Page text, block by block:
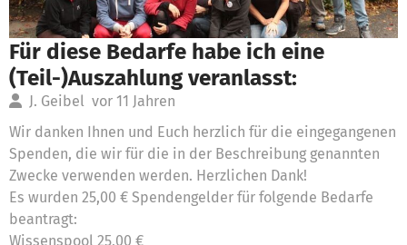
Für diese Bedarfe habe ich eine
(Teil-)Auszahlung veranlasst:
J. Geibel vor 11 Jahren
Wir danken Ihnen und Euch herzlich für die eingegangenen
Spenden, die wir für die in der Beschreibung genannten
Zwecke verwenden werden. Herzlichen Dank!
Es wurden 25,00 € Spendengelder für folgende Bedarfe
beantragt:
Wissenspool 25,00 €